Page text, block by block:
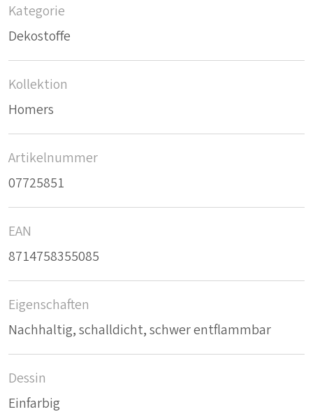
Kategorie
Dekostoffe
Kollektion
Homers
Artikelnummer
07725851
EAN
8714758355085
Eigenschaften
Nachhaltig, schalldicht, schwer entflammbar
Dessin
Einfarbig